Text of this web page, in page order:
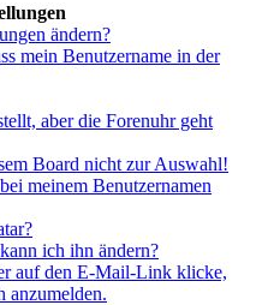
ändern?
mein Benutzername in der
aber die Forenuhr geht
Board nicht zur Auswahl!
meinem Benutzernamen
ich ihn ändern?
auf den E-Mail-Link klicke,
anzumelden.